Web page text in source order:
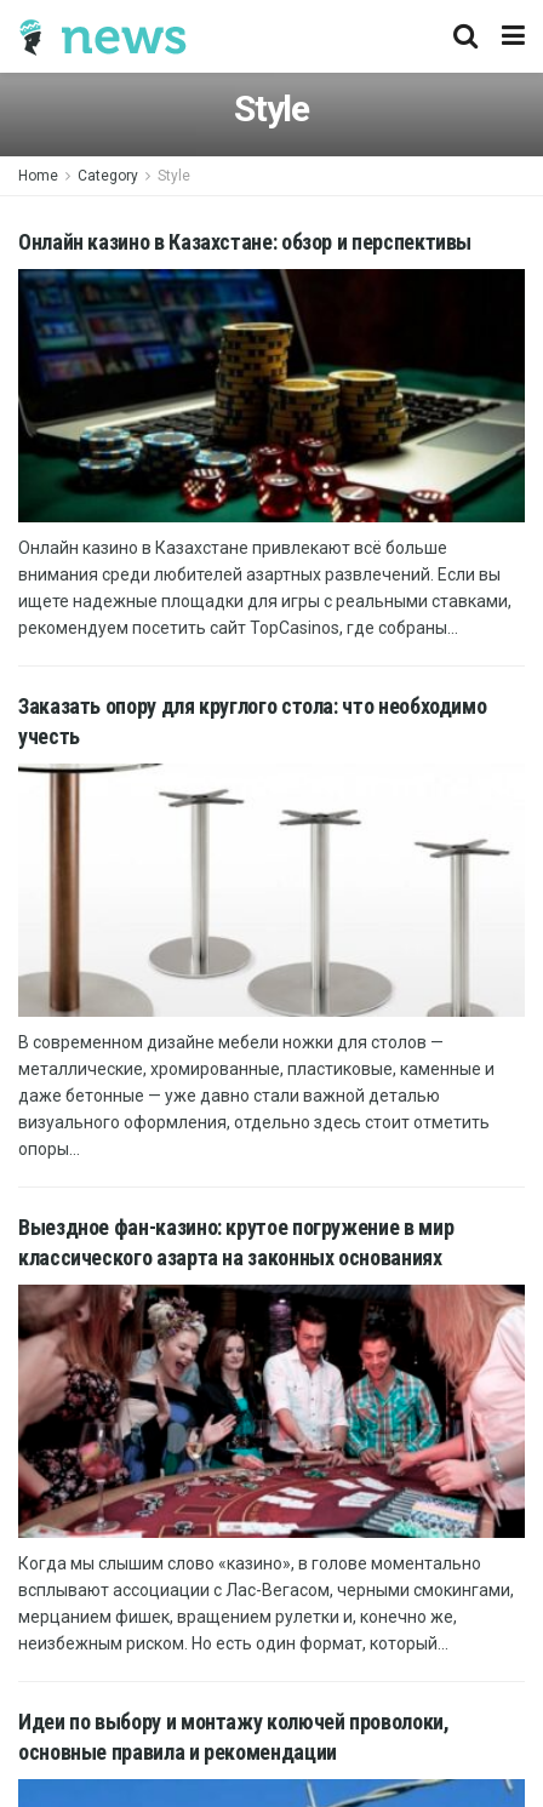
Style
Home Category Style
Онлайн казино в Казахстане: обзор и перспективы
Онлайн казино в Казахстане привлекают всё больше
внимания среди любителей азартных развлечений. Если вы
ищете надежные площадки для игры с реальными ставками,
рекомендуем посетить сайт TopCasinos, где собраны...
Заказать опору для круглого стола: что необходимо
учесть
В современном дизайне мебели ножки для столов —
металлические, хромированные, пластиковые, каменные и
даже бетонные — уже давно стали важной деталью
визуального оформления, отдельно здесь стоит отметить
опоры...
Выездное фан-казино: крутое погружение в мир
классического азарта на законных основаниях
Когда мы слышим слово «казино», в голове моментально
всплывают ассоциации с Лас-Вегасом, черными смокингами,
мерцанием фишек, вращением рулетки и, конечно же,
неизбежным риском. Но есть один формат, который...
Идеи по выбору и монтажу колючей проволоки,
основные правила и рекомендации